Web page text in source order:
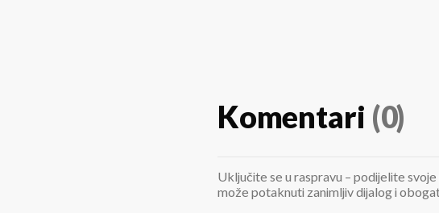
Komentari (0)
Uključite se u raspravu – podijelite
može potaknuti zanimljiv dijalog i